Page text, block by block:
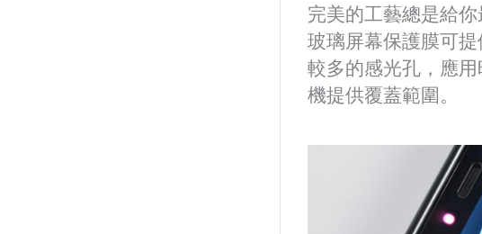
完美的工藝總是給
玻璃屏幕保護膜可
較多的感光孔，應用
機提供覆蓋範圍。